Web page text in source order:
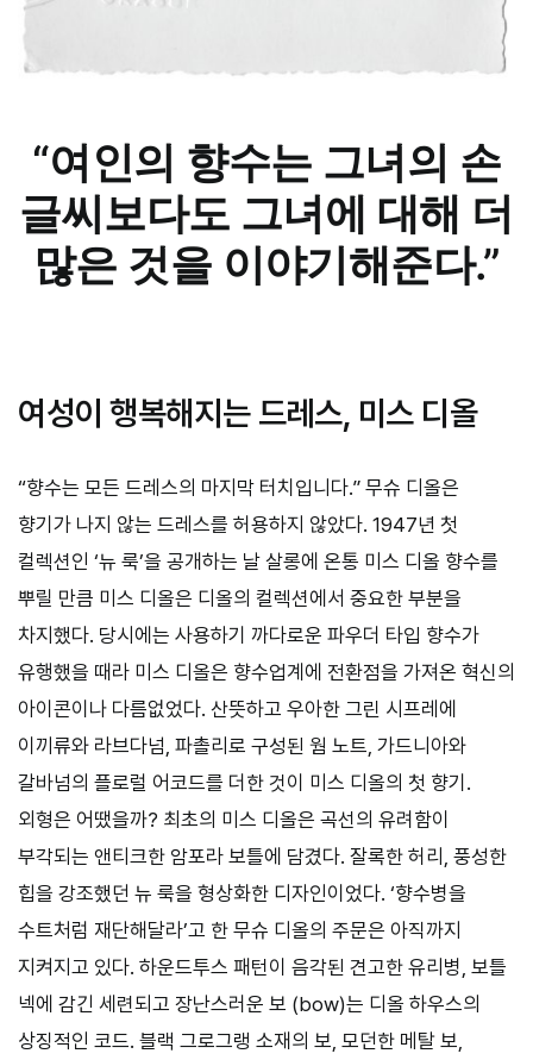
“여인의 향수는 그녀의 손
글씨보다도 그녀에 대해 더
많은 것을 이야기해준다.”
여성이 행복해지는 드레스, 미스 디올
“향수는 모든 드레스의 마지막 터치입니다.” 무슈 디올은
향기가 나지 않는 드레스를 허용하지 않았다. 1947년 첫
컬렉션인 ‘뉴 룩’을 공개하는 날 살롱에 온통 미스 디올 향수를
뿌릴 만큼 미스 디올은 디올의 컬렉션에서 중요한 부분을
차지했다. 당시에는 사용하기 까다로운 파우더 타입 향수가
유행했을 때라 미스 디올은 향수업계에 전환점을 가져온 혁신의
아이콘이나 다름없었다. 산뜻하고 우아한 그린 시프레에
이끼류와 라브다넘, 파촐리로 구성된 웜 노트, 가드니아와
갈바넘의 플로럴 어코드를 더한 것이 미스 디올의 첫 향기.
외형은 어땠을까? 최초의 미스 디올은 곡선의 유려함이
부각되는 앤티크한 암포라 보틀에 담겼다. 잘록한 허리, 풍성한
힙을 강조했던 뉴 룩을 형상화한 디자인이었다. ‘향수병을
수트처럼 재단해달라’고 한 무슈 디올의 주문은 아직까지
지켜지고 있다. 하운드투스 패턴이 음각된 견고한 유리병, 보틀
넥에 감긴 세련되고 장난스러운 보 (bow)는 디올 하우스의
상징적인 코드. 블랙 그로그랭 소재의 보, 모던한 메탈 보,